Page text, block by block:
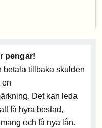
pengar!
betala tillbaka skulden
en
Det kan leda
få hyra bostad,
och få nya lån.